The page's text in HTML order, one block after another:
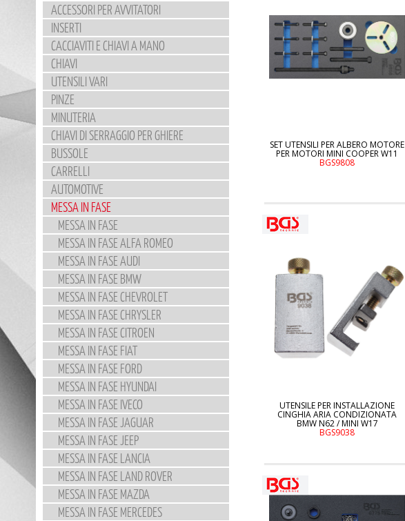
ACCESSORI PER AVVITATORI
INSERTI
CACCIAVITI E CHIAVI A MANO
CHIAVI
UTENSILI VARI
PINZE
MINUTERIA
CHIAVI DI SERRAGGIO PER GHIERE
BUSSOLE
CARRELLI
AUTOMOTIVE
MESSA IN FASE
MESSA IN FASE
MESSA IN FASE ALFA ROMEO
MESSA IN FASE AUDI
MESSA IN FASE BMW
MESSA IN FASE CHEVROLET
MESSA IN FASE CHRYSLER
MESSA IN FASE CITROEN
MESSA IN FASE FIAT
MESSA IN FASE FORD
MESSA IN FASE HYUNDAI
MESSA IN FASE IVECO
MESSA IN FASE JAGUAR
MESSA IN FASE JEEP
MESSA IN FASE LANCIA
MESSA IN FASE LAND ROVER
MESSA IN FASE MAZDA
MESSA IN FASE MERCEDES
SET UTENSILI PER ALBERO MOTORE
PER MOTORI MINI COOPER W11
BGS9808
UTENSILE PER INSTALLAZIONE
CINGHIA ARIA CONDIZIONATA
BMW N62 / MINI W17
BGS9038